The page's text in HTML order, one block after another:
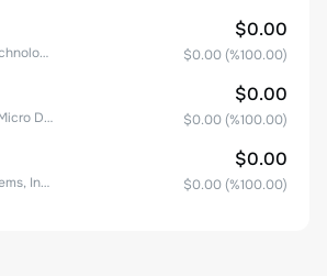
Palantir Technologies Inc. Class A Common Stock
$0.00
$0.00 (%100.00)
Advanced Micro Devices
$0.00
$0.00 (%100.00)
Cisco Systems, Inc. Common Stock (DE)
$0.00
$0.00 (%100.00)